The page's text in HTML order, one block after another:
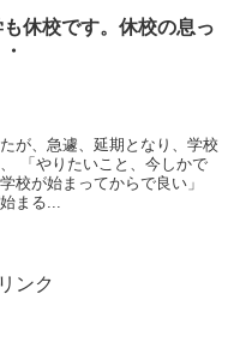
休校です。休校の息っ
が、急遽、延期となり、学校
「やりたいこと、今しかで
校が始まってからで良い」
まる...
ンク